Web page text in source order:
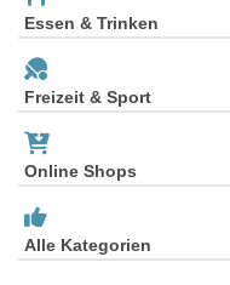
Essen & Trinken
Freizeit & Sport
Online Shops
Alle Kategorien